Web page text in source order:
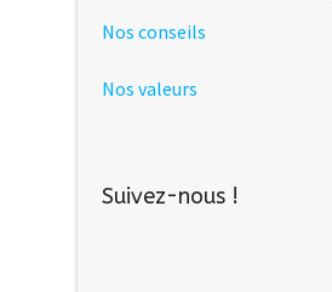
Nos conseils
Nos valeurs
Suivez-nous !